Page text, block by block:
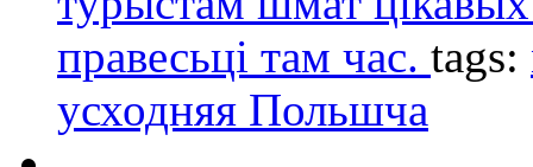
правесьці там час. tags:
усходняя Польшча